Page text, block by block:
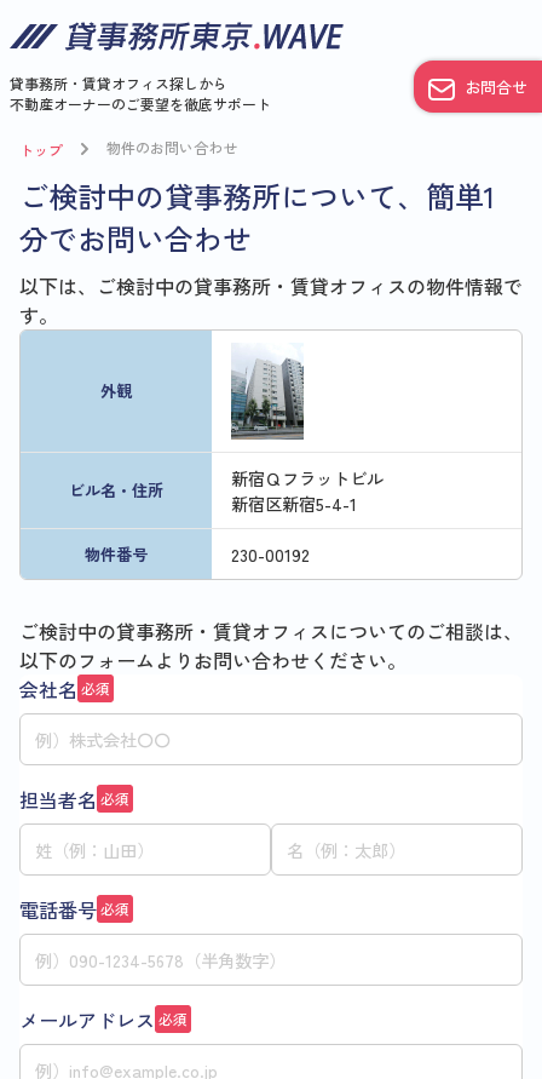
貸事務所・賃貸オフィス探しから
不動産オーナーのご要望を徹底サポート
お問合せ
トップ 物件のお問い合わせ
ご検討中の貸事務所について、簡単1
分でお問い合わせ
以下は、ご検討中の貸事務所・賃貸オフィスの物件情報で
す。
外観
ビル名・住所
新宿Ｑフラットビル
新宿区新宿5-4-1
物件番号 230-00192
ご検討中の貸事務所・賃貸オフィスについてのご相談は、
以下のフォームよりお問い合わせください。
会社名 必須
担当者名 必須
電話番号必須
メールアドレス 必須